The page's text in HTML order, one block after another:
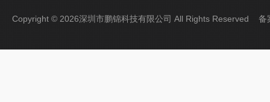
Copyright © 2026深圳市鹏锦科技有限公司 All Rights Reserved 备